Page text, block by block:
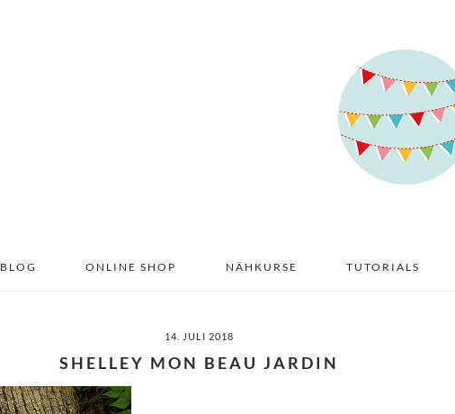
BLOG ONLINE SHOP NÄHKURSE TUTORIALS
14. JULI 2018
SHELLEY MON BEAU JARDIN